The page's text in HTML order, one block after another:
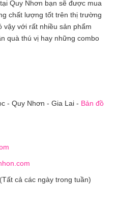
Quy Nhơn bạn sẽ được mua
chất lượng tốt trên thị trường
vậy với rất nhiều sản phẩm
quà thú vị hay những combo
- Quy Nhơn - Gia Lai - Bản đồ
cả các ngày trong tuần)